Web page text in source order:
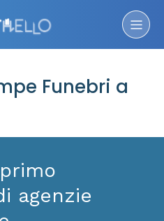
Funebri a
agenzie